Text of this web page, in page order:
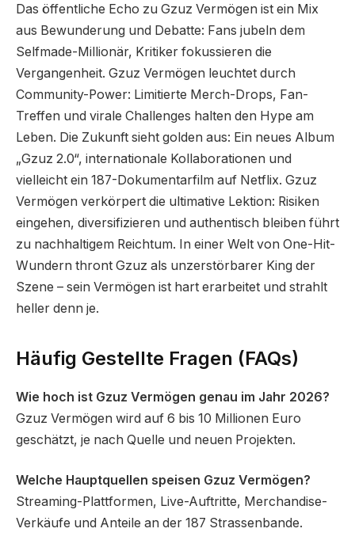
Das öffentliche Echo zu Gzuz Vermögen ist ein Mix
aus Bewunderung und Debatte: Fans jubeln dem
Selfmade-Millionär, Kritiker fokussieren die
Vergangenheit. Gzuz Vermögen leuchtet durch
Community-Power: Limitierte Merch-Drops, Fan-
Treffen und virale Challenges halten den Hype am
Leben. Die Zukunft sieht golden aus: Ein neues Album
„Gzuz 2.0“, internationale Kollaborationen und
vielleicht ein 187-Dokumentarfilm auf Netflix. Gzuz
Vermögen verkörpert die ultimative Lektion: Risiken
eingehen, diversifizieren und authentisch bleiben führt
zu nachhaltigem Reichtum. In einer Welt von One-Hit-
Wundern thront Gzuz als unzerstörbarer King der
Szene – sein Vermögen ist hart erarbeitet und strahlt
heller denn je.
Häufig Gestellte Fragen (FAQs)
Wie hoch ist Gzuz Vermögen genau im Jahr 2026?
Gzuz Vermögen wird auf 6 bis 10 Millionen Euro
geschätzt, je nach Quelle und neuen Projekten.
Welche Hauptquellen speisen Gzuz Vermögen?
Streaming-Plattformen, Live-Auftritte, Merchandise-
Verkäufe und Anteile an der 187 Strassenbande.